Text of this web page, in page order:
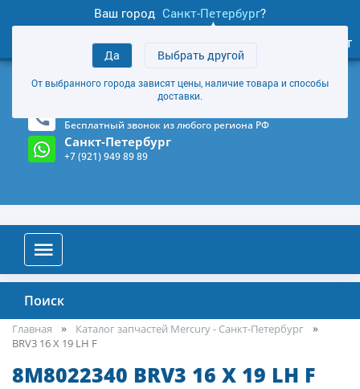
Ваш город Санкт-Петербург?
Да Выбрать другой
От выбранного города зависят цены, наличие товара и способы
доставки.
товаров
Личный кабинет
+7 (921) 949 89 89
Магазин и склад в Санкт-Петербурге (Карта)
Бесплатный звонок из любого региона РФ
Санкт-Петербург
+7 (921) 949 89 89
Поиск
Главная
Каталог запчастей Mercury - Санкт-Петербург
BRV3 16 X 19 LH F
8M8022340 BRV3 16 X 19 LH F